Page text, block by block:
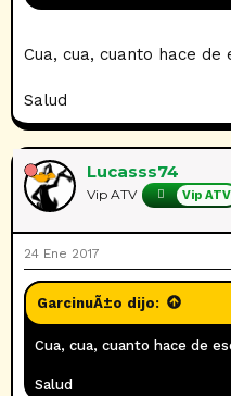
Cua, cua, cuanto hace de
Salud
Lucasss74
Vip ATV Vip ATV
24 Ene 2017
GarcinuÃ±o dijo:
Cua, cua, cuanto hace de
Salud